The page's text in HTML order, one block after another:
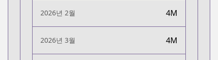
2026년 2월 4M
2026년 3월 4M